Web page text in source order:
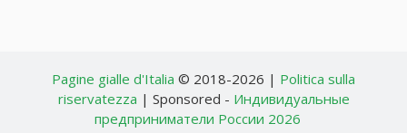
Pagine gialle d'Italia © 2018-2026 | Politica sulla
riservatezza | Sponsored - Индивидуальные
предприниматели России 2026